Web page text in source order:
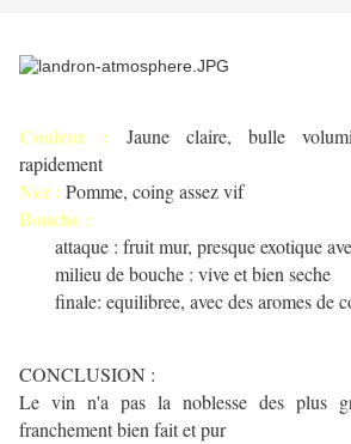
Couleur : Jaune claire, bulle
rapidement
Nez : Pomme, coing assez vif
Bouche :
attaque : fruit mur, presque exotique
milieu de bouche : vive et bien seche
finale: equilibree, avec des aromes de
CONCLUSION :
Le vin n'a pas la noblesse des plus
franchement bien fait et pur